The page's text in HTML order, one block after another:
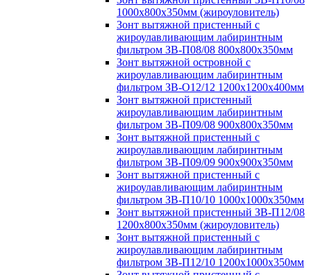
1000х800х350мм (жироуловитель)
Зонт вытяжной пристенный с
жироулавливающим лабиринтным
фильтром ЗВ-П08/08 800х800х350мм
Зонт вытяжной островной с
жироулавливающим лабиринтным
фильтром ЗВ-О12/12 1200х1200х400мм
Зонт вытяжной пристенный
жироулавливающим лабиринтным
фильтром ЗВ-П09/08 900х800х350мм
Зонт вытяжной пристенный с
жироулавливающим лабиринтным
фильтром ЗВ-П09/09 900х900х350мм
Зонт вытяжной пристенный с
жироулавливающим лабиринтным
фильтром ЗВ-П10/10 1000х1000х350мм
Зонт вытяжной пристенный ЗВ-П12/08
1200х800х350мм (жироуловитель)
Зонт вытяжной пристенный с
жироулавливающим лабиринтным
фильтром ЗВ-П12/10 1200х1000х350мм